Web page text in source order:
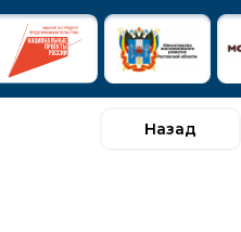
Назад